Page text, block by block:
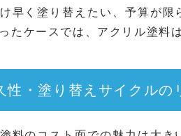
早く塗り替えたい、予算が
たケースでは、アクリル塗料
性・塗り替えサイクルの